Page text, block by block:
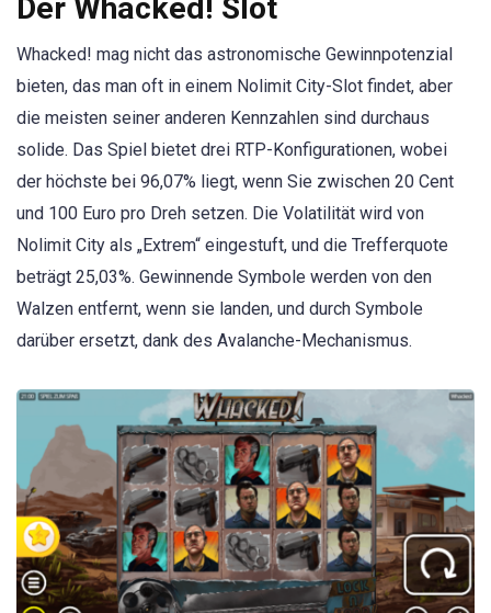
Der Whacked! Slot
Whacked! mag nicht das astronomische Gewinnpotenzial
bieten, das man oft in einem Nolimit City-Slot findet, aber
die meisten seiner anderen Kennzahlen sind durchaus
solide. Das Spiel bietet drei RTP-Konfigurationen, wobei
der höchste bei 96,07% liegt, wenn Sie zwischen 20 Cent
und 100 Euro pro Dreh setzen. Die Volatilität wird von
Nolimit City als „Extrem“ eingestuft, und die Trefferquote
beträgt 25,03%. Gewinnende Symbole werden von den
Walzen entfernt, wenn sie landen, und durch Symbole
darüber ersetzt, dank des Avalanche-Mechanismus.